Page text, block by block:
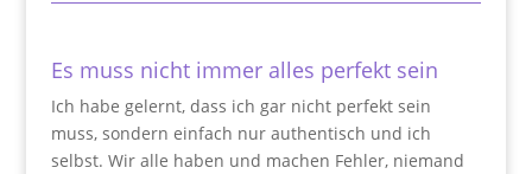
Es muss nicht immer alles perfekt sein
Ich habe gelernt, dass ich gar nicht perfekt sein
muss, sondern einfach nur authentisch und ich
selbst. Wir alle haben und machen Fehler, niemand